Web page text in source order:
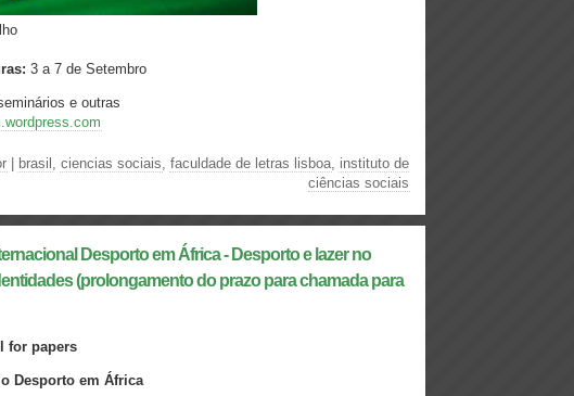
3 a 7 de Setembro
e outras
brasil , ciencias sociais, faculdade de letras lisboa, instituto de
ciências sociais
Desporto em África - Desporto e lazer no
(prolongamento do prazo para chamada para
for papers
Desporto em África